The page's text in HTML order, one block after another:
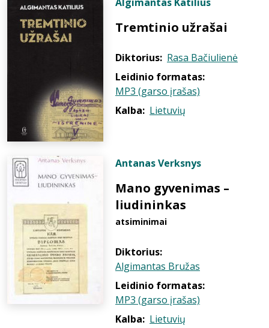
Tremtinio užrašai
Diktorius: Rasa Bačiulienė
Leidinio formatas:
MP3 (garso įrašas)
Kalba: Lietuvių
Antanas Verksnys
Mano gyvenimas –
liudininkas
atsiminimai
Diktorius:
Algimantas Bružas
Leidinio formatas:
MP3 (garso įrašas)
Kalba: Lietuvių